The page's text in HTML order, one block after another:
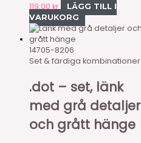
119,00 kr
LÄGG TILL I
VARUKORG
14705-8206
Set & färdiga kombinationer
.dot – set, länk
med grå detaljer
och grått hänge